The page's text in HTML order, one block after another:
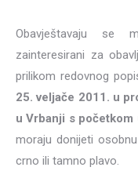
Obavještavaju se
zainteresirani za
prilikom redovnog
25. veljače 2011. u
u Vrbanji s početkom
moraju donijeti
crno ili tamno plavo.